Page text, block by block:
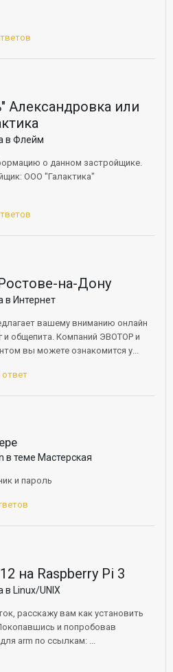
Александровка или
в Флейм
о данном застройщике.
ООО "Галактика"
на-Дону
в Интернет
вашему вниманию онлайн
и общепита. Компаний ЭВОТОР и
вы можете ознакомится у...
ответ
в теме Мастерская
и пароль
на Raspberry Pi 3
в Linux/UNIX
расскажу вам как установить
и попробовав
arm по ссылкам: ...